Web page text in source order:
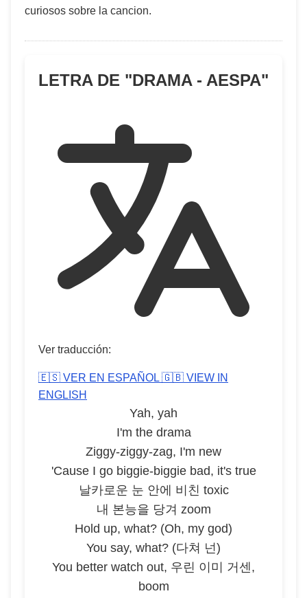
curiosos sobre la cancion.
LETRA DE "DRAMA - AESPA"
Ver traducción:
🇪🇸 VER EN ESPAÑOL 🇬🇧 VIEW IN
ENGLISH
Yah, yah
I'm the drama
Ziggy-ziggy-zag, I'm new
'Cause I go biggie-biggie bad, it's true
날카로운 눈 안에 비친 toxic
내 본능을 당겨 zoom
Hold up, what? (Oh, my god)
You say, what? (다쳐 넌)
You better watch out, 우린 이미 거센,
boom